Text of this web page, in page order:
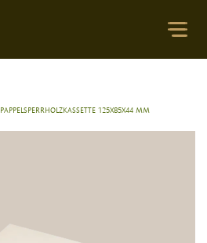
PAPPELSPERRHOLZKASSETTE 125X85X44 MM